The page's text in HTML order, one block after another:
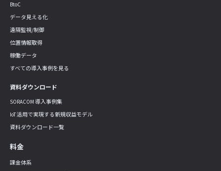
BtoC
データ見える化
遠隔監視/制御
位置情報取得
稼働データ
すべての導入事例を見る
資料ダウンロード
SORACOM 導入事例集
IoT 活用で実現する新規収益モデル
資料ダウンロード一覧
料金
課金体系